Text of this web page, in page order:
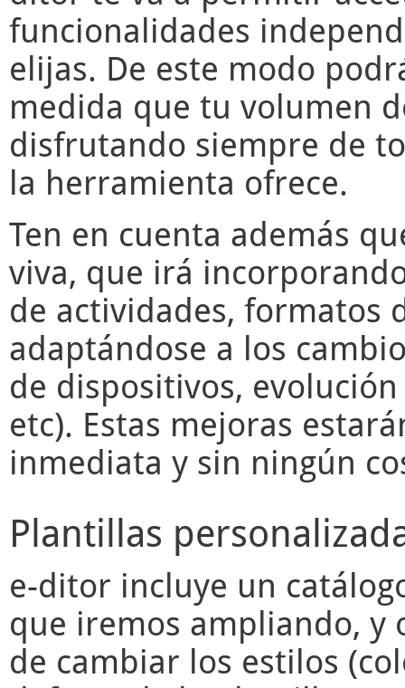
funcionalidades
elijas. De este modo
medida que tu volumen
disfrutando siempre de
la herramienta ofrece.
Ten en cuenta además
viva, que irá
de actividades, formatos
adaptándose a los
de dispositivos,
etc). Estas mejoras
inmediata y sin ningún
Plantillas
e-ditor incluye un
que iremos ampliando, y
de cambiar los estilos